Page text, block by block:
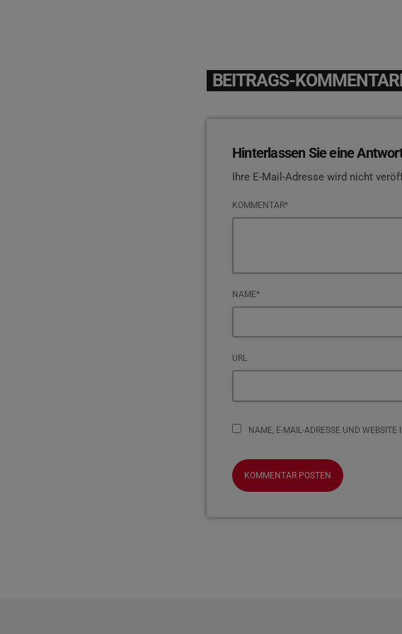
BEITRAGS-
Hinterlassen Sie eine
Ihre E-Mail-Adresse wird nicht
KOMMENTAR*
NAME*
URL
NAME, E-MAIL-ADRESSE UND